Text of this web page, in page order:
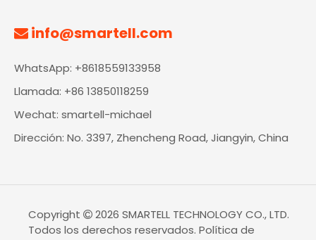
 info@smartell.com
WhatsApp: +8618559133958
Llamada: +86 13850118259
Wechat: smartell-michael
Dirección: No. 3397, Zhencheng Road, Jiangyin, China
Copyright  2026 SMARTELL TECHNOLOGY CO., LTD.
Todos los derechos reservados. Política de